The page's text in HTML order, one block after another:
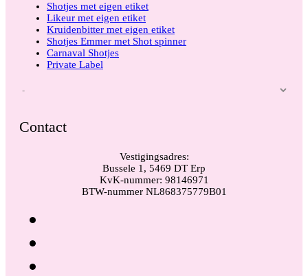
Shotjes met eigen etiket
Likeur met eigen etiket
Kruidenbitter met eigen etiket
Shotjes Emmer met Shot spinner
Carnaval Shotjes
Private Label
Contact
Vestigingsadres:
Bussele 1, 5469 DT Erp
KvK-nummer: 98146971
BTW-nummer NL868375779B01